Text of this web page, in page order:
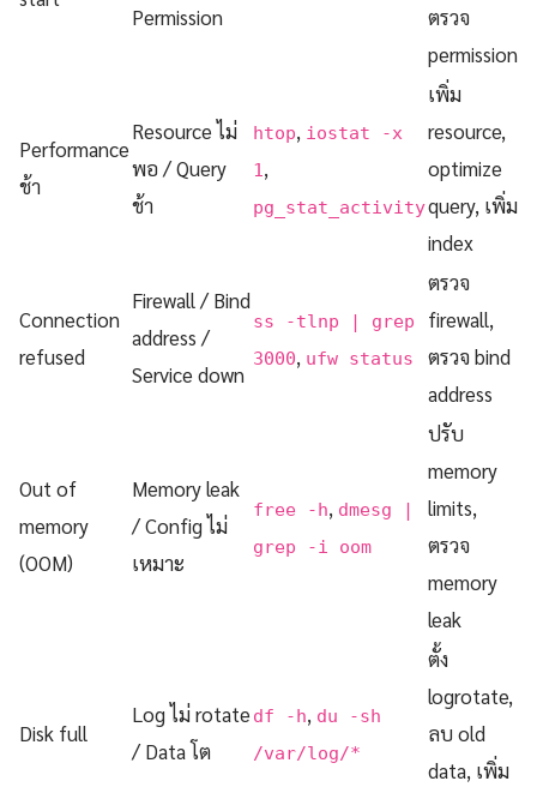
Permission
ตรวจ
permission
Performance
ช้า
Resource ไม่
พอ / Query
ช้า
htop, iostat -x
1 ,
pg_stat_activity
เพิ่ม
resource,
optimize
query, เพิ่ม
index
Connection
refused
Firewall / Bind
address /
Service down
ss -tlnp | grep
3000, ufw status
ตรวจ
firewall,
ตรวจ bind
address
Out of
memory
(OOM)
Memory leak
/ Config ไม่
เหมาะ
free -h, dmesg |
grep -i oom
ปรับ
memory
limits,
ตรวจ
memory
leak
Disk full
Log ไม่ rotate
/ Data โต
df -h, du -sh
/var/log/*
ตั้ง
logrotate,
ลบ old
data, เพิ่ม